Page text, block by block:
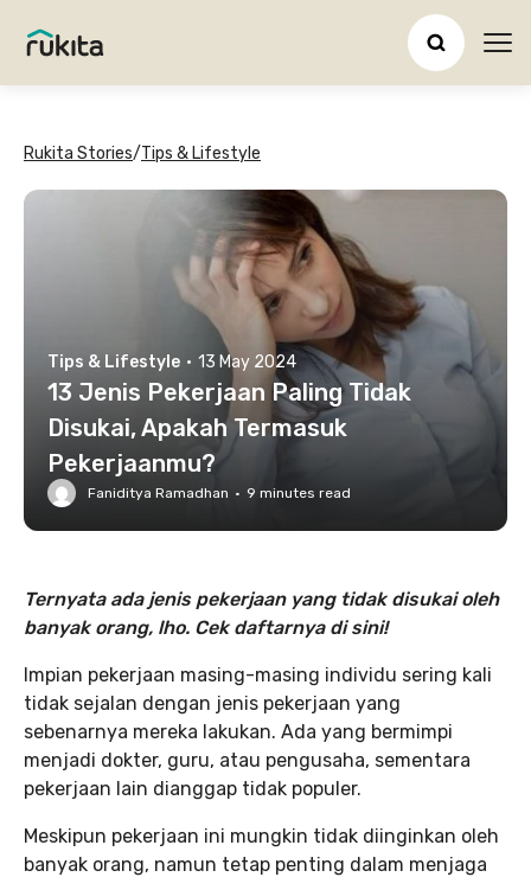
Rukita Stories/Tips & Lifestyle
Tips & Lifestyle · 13 May 2024
13 Jenis Pekerjaan Paling Tidak
Disukai, Apakah Termasuk
Pekerjaanmu?
Faniditya Ramadhan · 9 minutes read
Ternyata ada jenis pekerjaan yang tidak disukai oleh
banyak orang, lho. Cek daftarnya di sini!
Impian pekerjaan masing-masing individu sering kali
tidak sejalan dengan jenis pekerjaan yang
sebenarnya mereka lakukan. Ada yang bermimpi
menjadi dokter, guru, atau pengusaha, sementara
pekerjaan lain dianggap tidak populer.
Meskipun pekerjaan ini mungkin tidak diinginkan oleh
banyak orang, namun tetap penting dalam menjaga